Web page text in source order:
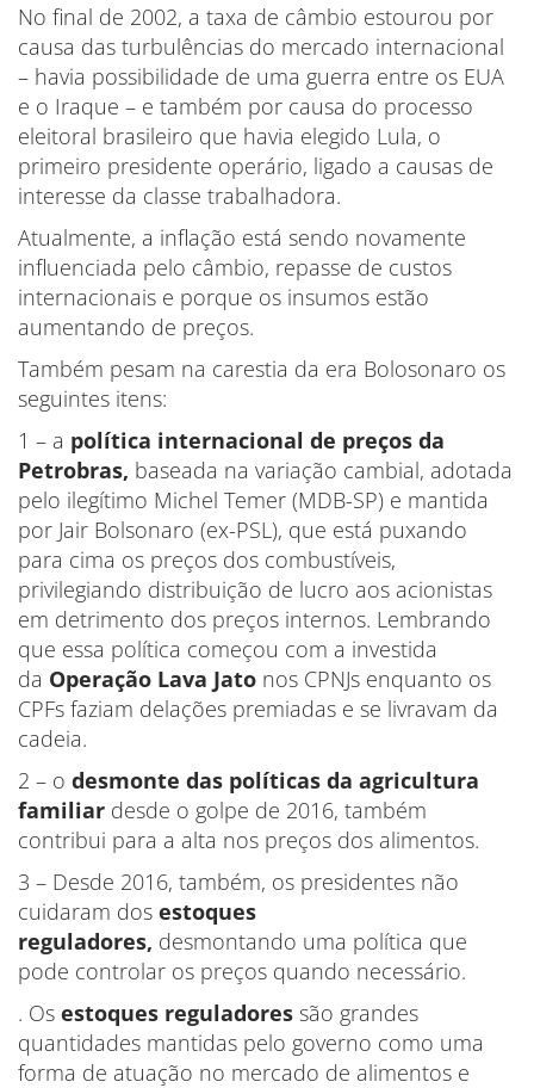
No final de 2002, a taxa de câmbio estourou por
causa das turbulências do mercado internacional
– havia possibilidade de uma guerra entre os EUA
e o Iraque – e também por causa do processo
eleitoral brasileiro que havia elegido Lula, o
primeiro presidente operário, ligado a causas de
interesse da classe trabalhadora.
Atualmente, a inflação está sendo novamente
influenciada pelo câmbio, repasse de custos
internacionais e porque os insumos estão
aumentando de preços.
Também pesam na carestia da era Bolosonaro os
seguintes itens:
1 – a política internacional de preços da
Petrobras, baseada na variação cambial, adotada
pelo ilegítimo Michel Temer (MDB-SP) e mantida
por Jair Bolsonaro (ex-PSL), que está puxando
para cima os preços dos combustíveis,
privilegiando distribuição de lucro aos acionistas
em detrimento dos preços internos. Lembrando
que essa política começou com a investida
da Operação Lava Jato nos CPNJs enquanto os
CPFs faziam delações premiadas e se livravam da
cadeia.
2 – o desmonte das políticas da agricultura
familiar desde o golpe de 2016, também
contribui para a alta nos preços dos alimentos.
3 – Desde 2016, também, os presidentes não
cuidaram dos estoques
reguladores, desmontando uma política que
pode controlar os preços quando necessário.
. Os estoques reguladores são grandes
quantidades mantidas pelo governo como uma
forma de atuação no mercado de alimentos e